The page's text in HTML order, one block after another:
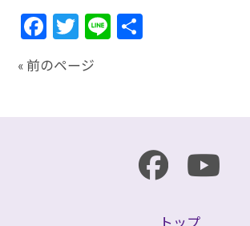
Facebook
Twitter
Line
« 前のページ
トップ